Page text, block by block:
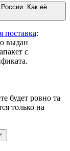
Как её
поставка:
выдан
с
будет ровно та
только на